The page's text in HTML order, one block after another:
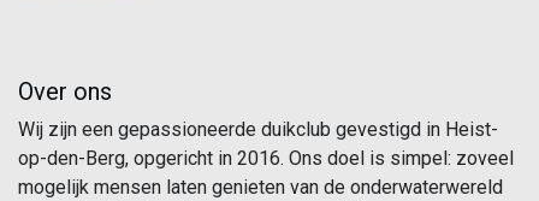
Over ons
Wij zijn een gepassioneerde duikclub gevestigd in Heist-
op-den-Berg, opgericht in 2016. Ons doel is simpel: zoveel
mogelijk mensen laten genieten van de onderwaterwereld